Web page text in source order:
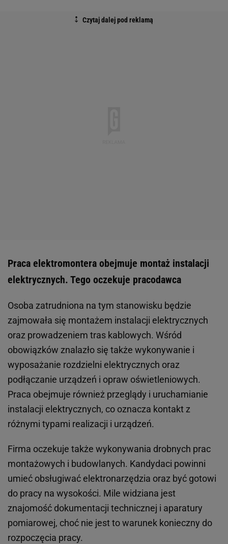
Praca elektromontera obejmuje montaż instalacji
elektrycznych. Tego oczekuje pracodawca
Osoba zatrudniona na tym stanowisku będzie
zajmowała się montażem instalacji elektrycznych
oraz prowadzeniem tras kablowych. Wśród
obowiązków znalazło się także wykonywanie i
wyposażanie rozdzielni elektrycznych oraz
podłączanie urządzeń i opraw oświetleniowych.
Praca obejmuje również przeglądy i uruchamianie
instalacji elektrycznych, co oznacza kontakt z
różnymi typami realizacji i urządzeń.
Firma oczekuje także wykonywania drobnych prac
montażowych i budowlanych. Kandydaci powinni
umieć obsługiwać elektronarzędzia oraz być gotowi
do pracy na wysokości. Mile widziana jest
znajomość dokumentacji technicznej i aparatury
pomiarowej, choć nie jest to warunek konieczny do
rozpoczęcia pracy.